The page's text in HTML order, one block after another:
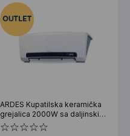
ARDES Kupatilska keramička
grejalica 2000W sa daljinskim
AR4W08P OUTLET